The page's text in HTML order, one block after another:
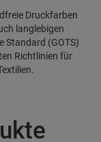
Druckfarben
langlebigen
Standard (GOTS)
Richtlinien für